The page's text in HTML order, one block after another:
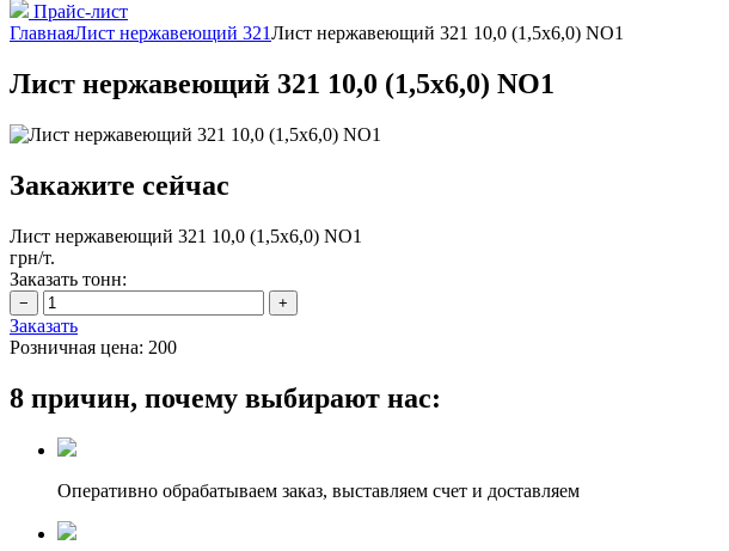
Прайс-лист
ГлавнаяЛист нержавеющий 321Лист нержавеющий 321 10,0 (1,5х6,0) NO1
Лист нержавеющий 321 10,0 (1,5х6,0) NO1
Закажите сейчас
Лист нержавеющий 321 10,0 (1,5х6,0) NO1
грн/т.
Заказать тонн:
Заказать
Розничная цена: 200
8 причин, почему выбирают нас:
Оперативно обрабатываем заказ, выставляем счет и доставляем